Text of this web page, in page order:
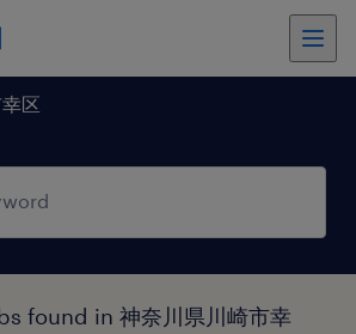
区
found in 神奈川県川崎市幸